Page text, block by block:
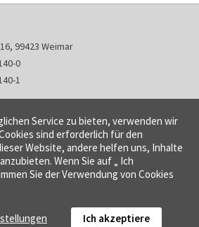
99423 Weimar
0
1
Haftung
Service zu bieten, verwenden wir
sind erforderlich für den
Website, andere helfen uns, Inhalte
Wenn Sie auf „ Ich
Sie der Verwendung von Cookies
Ich akzeptiere